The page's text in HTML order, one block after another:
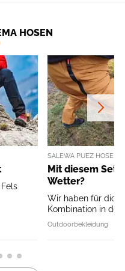
HOSEN
SALEWA PUEZ HOSEN-
Mit diesem Set
Wetter?
Wir haben für dich
Kombination in der
Outdoorbekleidung